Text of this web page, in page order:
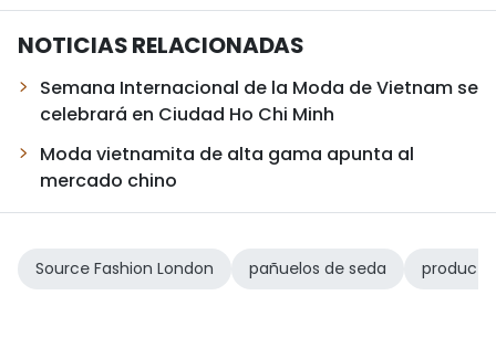
NOTICIAS RELACIONADAS
Semana Internacional de la Moda de Vietnam se
celebrará en Ciudad Ho Chi Minh
Moda vietnamita de alta gama apunta al
mercado chino
Source Fashion London pañuelos de seda